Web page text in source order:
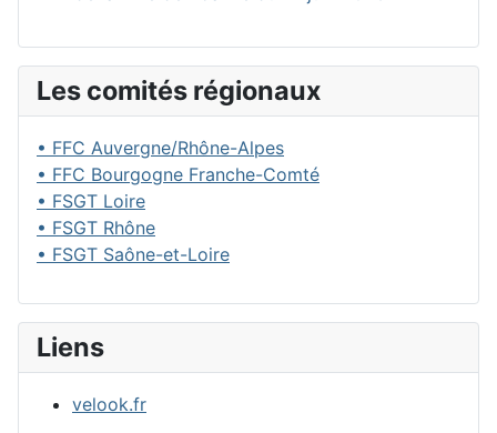
Les comités régionaux
• FFC Auvergne/Rhône-Alpes
• FFC Bourgogne Franche-Comté
• FSGT Loire
• FSGT Rhône
• FSGT Saône-et-Loire
Liens
velook.fr